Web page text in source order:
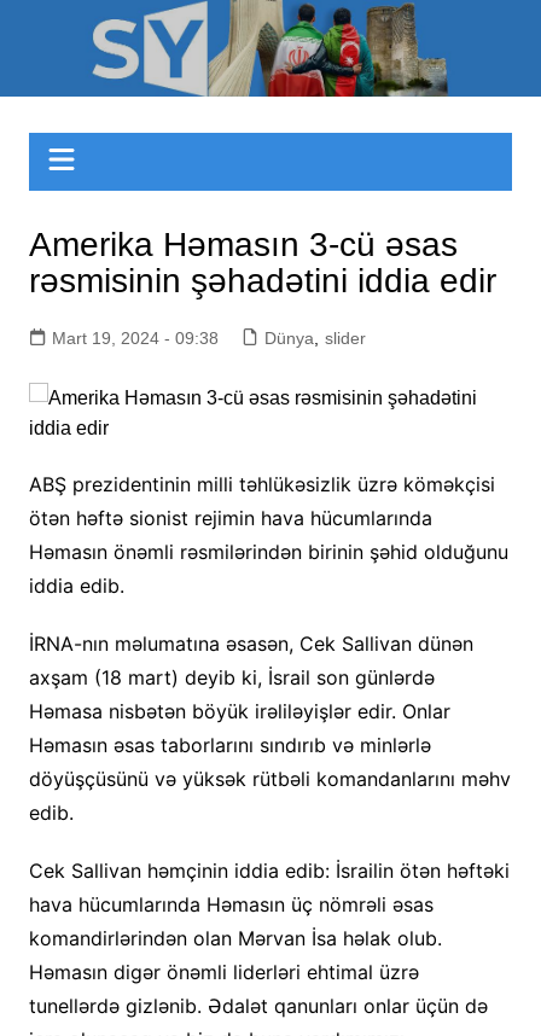
Sizinyol.org
Amerika Həmasın 3-cü əsas
rəsmisinin şəhadətini iddia edir
Mart 19, 2024 - 09:38 Dünya slider
ABŞ prezidentinin milli təhlükəsizlik üzrə köməkçisi
ötən həftə sionist rejimin hava hücumlarında
Həmasın önəmli rəsmilərindən birinin şəhid olduğunu
iddia edib.
İRNA-nın məlumatına əsasən, Cek Sallivan dünən
axşam (18 mart) deyib ki, İsrail son günlərdə
Həmasa nisbətən böyük irəliləyişlər edir. Onlar
Həmasın əsas taborlarını sındırıb və minlərlə
döyüşçüsünü və yüksək rütbəli komandanlarını məhv
edib.
Cek Sallivan həmçinin iddia edib: İsrailin ötən həftəki
hava hücumlarında Həmasın üç nömrəli əsas
komandirlərindən olan Mərvan İsa həlak olub.
Həmasın digər önəmli liderləri ehtimal üzrə
tunellərdə gizlənib. Ədalət qanunları onlar üçün də